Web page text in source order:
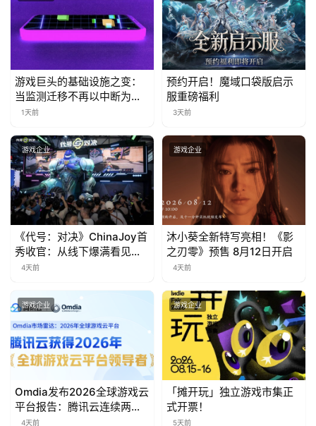
3
日
游
茶
对
接
会
上
海
中
文
中
国
游戏巨头的基础设施之变：
当监测迁移不再以中断为代
价
1天前
预约开启！魔域口袋版启示
服重磅福利
3天前
游戏企业
《代号：对决》ChinaJoy首
秀收官：从线下爆满看见玩
家的真实期待
4天前
游戏企业
沐小葵全新特写亮相！《影
之刃零》预售 8月12日开启
4天前
游戏企业
Omdia发布2026全球游戏云
平台报告：腾讯云连续两年
入选“领导者”象限
4天前
游戏企业
「摊开玩」独立游戏市集正
式开票！
5天前